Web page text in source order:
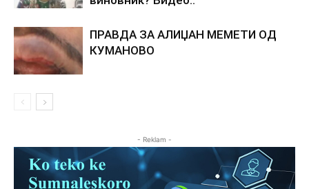
ПРАВДА ЗА АЛИЏАН МЕМЕТИ ОД
КУМАНОВО
- Reklam -